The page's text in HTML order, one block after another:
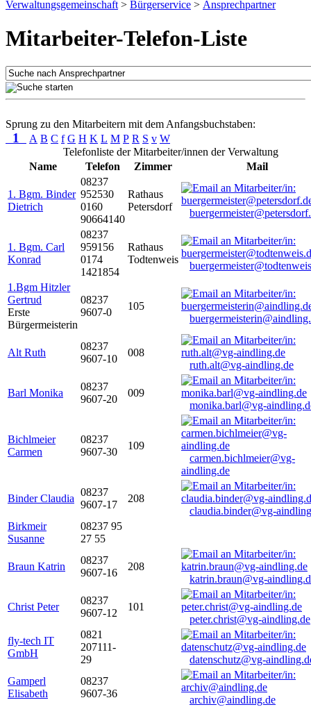
Verwaltungsgemeinschaft > Bürgerservice > Ansprechpartner
Mitarbeiter-Telefon-Liste
Sprung zu den Mitarbeitern mit dem Anfangsbuchstaben:
1 A B C f G H K L M P R S v W
Telefonliste der Mitarbeiter/innen der Verwaltung
Name
Telefon Zimmer Mail
1. Bgm. Binder
Dietrich
08237
952530
0160
90664140
Rathaus
Petersdorf
1. Bgm. Carl
Konrad
08237
959156
0174
1421854
Rathaus
Todtenweis
1.Bgm Hitzler
Gertrud
Erste
Bürgermeisterin
08237
9607-0
105
Alt Ruth
08237
9607-10
008
ruth.alt@vg-aindling.de
Barl Monika
08237
9607-20
009
monika.barl@vg-
Bichlmeier
Carmen
08237
9607-30
109
carmen.bichlmeier@vg-
aindling.de
Binder Claudia
08237
9607-17
208
claudia.binder@vg-
Birkmeir
Susanne
08237 95
27 55
Braun Katrin
08237
9607-16
208
katrin.braun@vg-
Christ Peter
08237
9607-12
101
peter.christ@vg-aindling.de
fly-tech IT
GmbH
0821
207111-
29
datenschutz@vg-
Gamperl
Elisabeth
08237
9607-36
archiv@aindling.de